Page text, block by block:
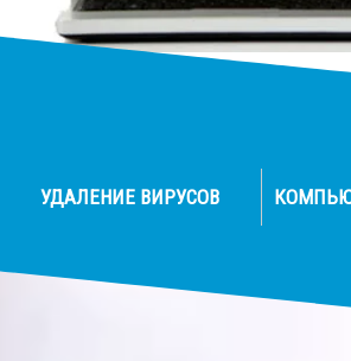
УДАЛЕНИЕ ВИРУСОВ